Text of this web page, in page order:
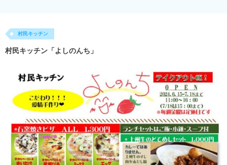
村民キッチン
村民キッチン「よしのんち」